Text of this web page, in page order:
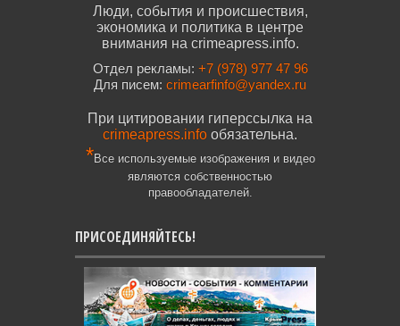
Люди, события и происшествия,
экономика и политика в центре
внимания на crimeapress.info.
Отдел рекламы: +7 (978) 977 47 96
Для писем: crimearfinfo@yandex.ru
При цитировании гиперссылка на
crimeapress.info обязательна.
*Все используемые изображения и видео
являются собственностью
правообладателей.
ПРИСОЕДИНЯЙТЕСЬ!